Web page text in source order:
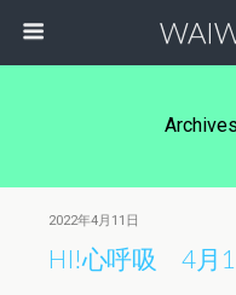
2022年4月11日
HI!心呼吸 4月